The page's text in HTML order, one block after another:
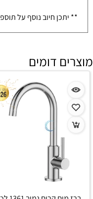
** יתכן חיוב נוסף על
מוצרים דומים